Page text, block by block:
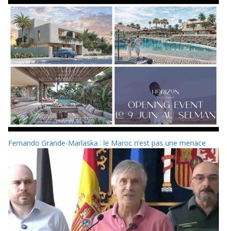
Fernando Grande-Marlaska : le Maroc n’est pas une menace